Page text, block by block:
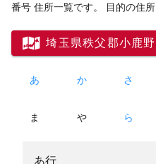
番号 住所一覧です。 目的の住所
埼玉県秩父郡小鹿
あ か さ
ま や ら
あ行